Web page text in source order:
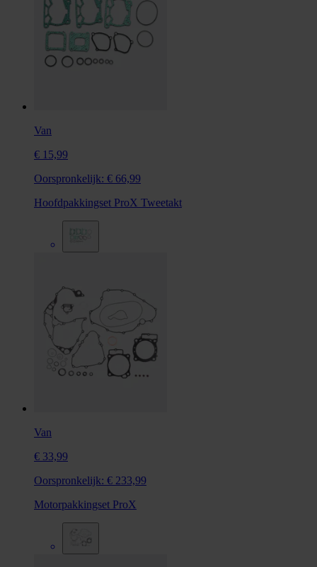
Van
€ 15,99
Oorspronkelijk: € 66,99
Hoofdpakkingset ProX Tweetakt
Van
€ 33,99
Oorspronkelijk: € 233,99
Motorpakkingset ProX